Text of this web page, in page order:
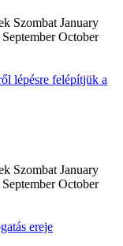
Szombat January
October
Szombat January
October